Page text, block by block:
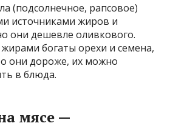
(подсолнечное, рапсовое)
источниками жиров и
они дешевле оливкового.
богаты орехи и семена,
они дороже, их можно
в блюда.
мясе —